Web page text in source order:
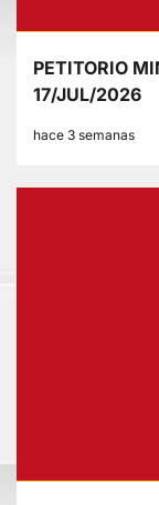
PETITORIO
17/JUL/2026
hace 3 semanas